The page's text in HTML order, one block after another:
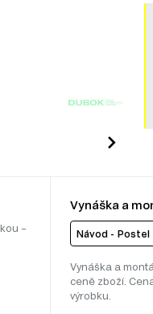
–
Vynáška a
Návod -
Vynáška a
ceně zboží.
výrobku.